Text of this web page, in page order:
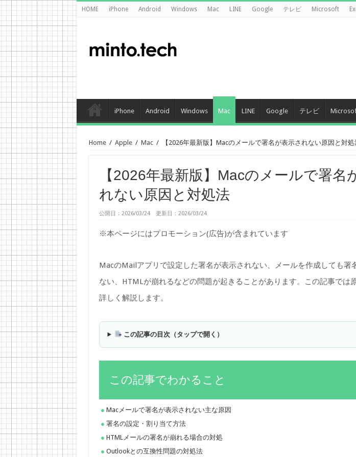
HOME iPhone Android Windows Mac LINE Google テレビ Microsoft
iPhone Android Windows Mac LINE Google テレビ
Home / Apple / Mac / 【2026年最新版】Macのメールで署名が表示されない原因と対処
【2026年最新版】Macのメールで署名
れない原因と対処法
公開日：2026/03/24 更新日：2026/03/24
※本ページにはプロモーション(広告)が含まれています
MacのMailアプリで設定した署名が表示されない、メールを作成しても署
ない、HTMLが崩れるなどの問題が起きることがあります。この記事では
詳しく解説します。
この記事の目次（タップで開く）
この記事でわかること
Macメールで署名が表示されない主な原因
署名の設定・割り当て方法
HTMLメールの署名が崩れる場合の対処
Outlookとの互換性問題の対処法